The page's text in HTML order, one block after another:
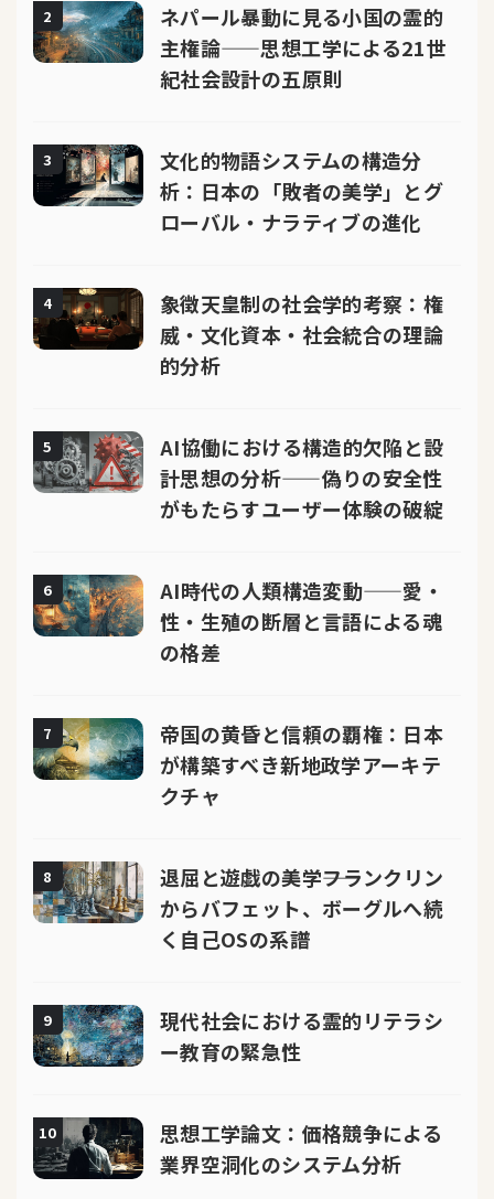
2
ネパール暴動に見る小国の霊的
主権論——思想工学による21世
紀社会設計の五原則
3
文化的物語システムの構造分
析：日本の「敗者の美学」とグ
ローバル・ナラティブの進化
4
象徴天皇制の社会学的考察：権
威・文化資本・社会統合の理論
的分析
5
AI協働における構造的欠陥と設
計思想の分析——偽りの安全性
がもたらすユーザー体験の破綻
6
AI時代の人類構造変動——愛・
性・生殖の断層と言語による魂
の格差
7
帝国の黄昏と信頼の覇権：日本
が構築すべき新地政学アーキテ
クチャ
8
退屈と遊戯の美学――フランクリン
からバフェット、ボーグルへ続
く自己OSの系譜
9
現代社会における霊的リテラシ
ー教育の緊急性
10
思想工学論文：価格競争による
業界空洞化のシステム分析